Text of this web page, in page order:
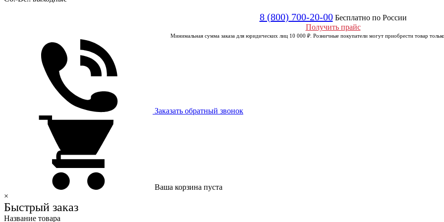
8 (800) 700-20-00 Бесплатно по России
Получить прайс
Минимальная сумма заказа для юридических лиц 10 000 ₽. Розничные покупатели могут приобрести товар
Заказать обратный звонок
Ваша корзина пуста
×
Быстрый заказ
Название товара